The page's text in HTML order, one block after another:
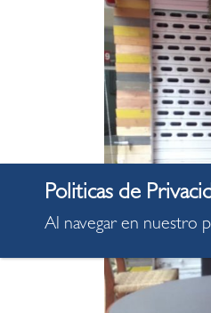
Al navegar en nuestro